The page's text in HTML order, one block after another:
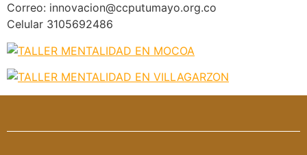
Correo: innovacion@ccputumayo.org.co
Celular 3105692486